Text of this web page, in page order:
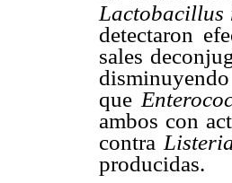
Lactobacillus
detectaron
sales
que
ambos con
contra
producidas.